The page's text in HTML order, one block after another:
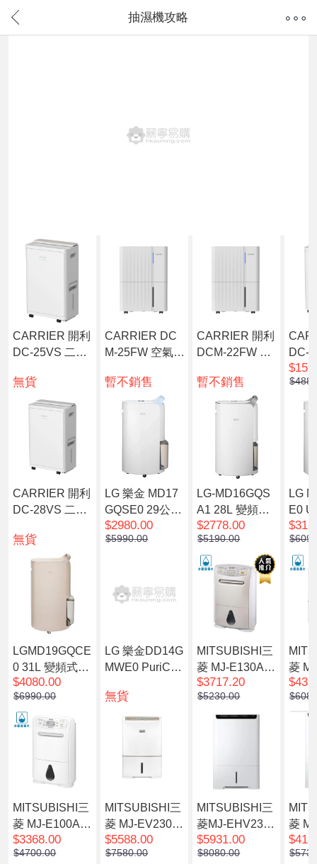
抽濕機攻略
CARRIER 開利
DC-25VS 二合
抽濕機 25公升
白色
無貨
CARRIER DC
M-25FW 空氣淨
5L)
暫不銷售
CARRIER 開利
DCM-22FW 空
機(22L)
暫不銷售
DC-
一空
抽濕
白色
CARRIER 開利
DC-28VS 二合
抽濕機 28公升
白色(預計7個工
作天內發貨)
無貨
LG 樂金 MD17
GQSE0 29公升/
日變頻式UVna
no™殺菌 智能
$2980.00
$5990.00
LG-MD16GQS
A1 28L 變頻式
離子殺菌智能抽
濕機
$2778.00
$5190.00
LG
E0
0L
式離
濕機
LGMD19GQCE
0 31L 變頻式離
子殺菌智能 抽
濕機
$4080.00
$6990.00
LG 樂金DD14G
MWE0 PuriCar
濕機 26公升/日
(1級能源標籤)
無貨
MITSUBISHI三
菱 MJ-E130AL-
H 22.5公升壓縮
式家用抽濕/除
濕機
$3717.20
$5230.00
菱
H 28
式家
家用
MITSUBISHI三
菱 MJ-E100AR-
H 18公升家用
抽濕機/家用除
$3368.00
$4700.00
MITSUBISHI三
菱 MJ-EV230H
R-H 38公升 家
用抽濕機/家用
$5588.00
$7580.00
MITSUBISHI三
菱MJ-EHV230J
V-H 空氣淨化變
頻抽濕機 23公
$5931.00
$8080.00
菱
V-H
濕機